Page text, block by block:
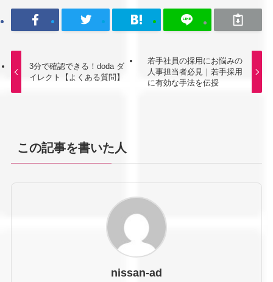
3分で確認できる！doda ダ
イレクト【よくある質問】
若手社員の採用にお悩みの
人事担当者必見｜若手採用
に有効な手法を伝授
この記事を書いた人
nissan-ad